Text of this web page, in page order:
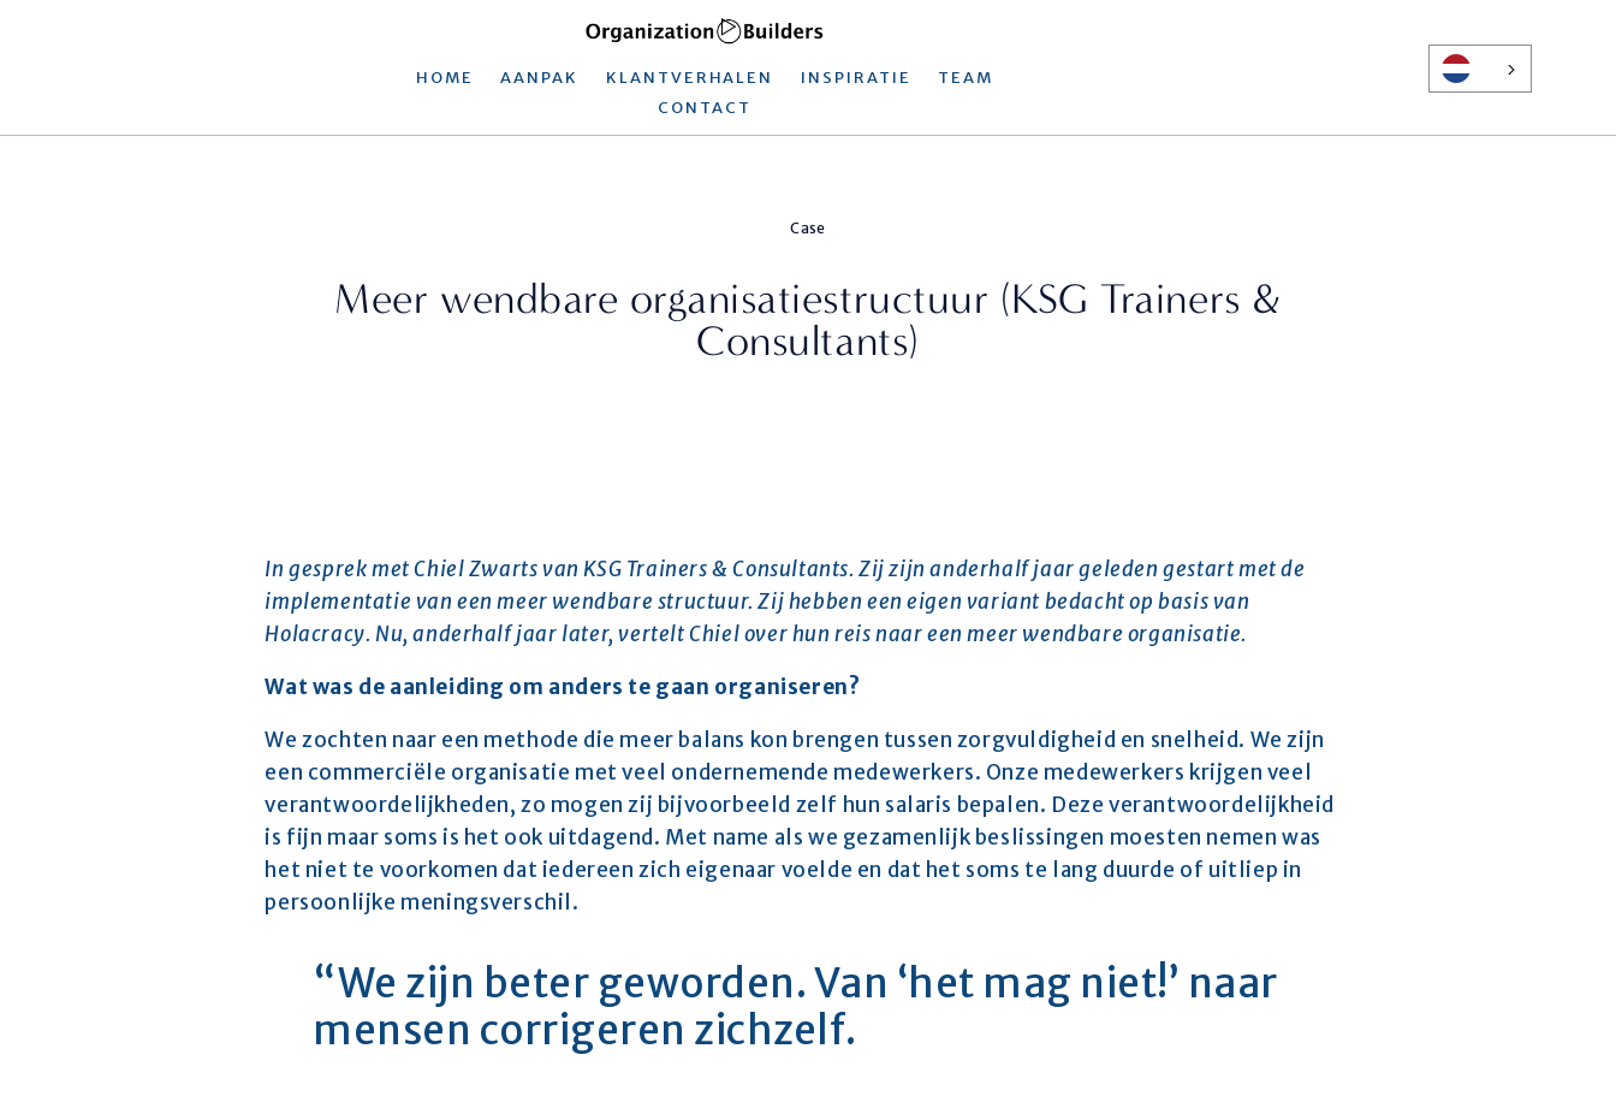
HOME AANPAK KLANTVERHALEN INSPIRATIE
TEAM
CONTACT
Meer wendbare organisatiestructuur (KSG Trainers &
Consultants)
Case
In gesprek met Chiel Zwarts van KSG Trainers & Consultants. Zij zijn anderhalf jaar geleden gestart met de
implementatie van een meer wendbare structuur. Zij hebben een eigen variant bedacht op basis van
Holacracy. Nu, anderhalf jaar later, vertelt Chiel over hun reis naar een meer wendbare organisatie.
Wat was de aanleiding om anders te gaan organiseren?
We zochten naar een methode die meer balans kon brengen tussen zorgvuldigheid en snelheid. We zijn
een commerciële organisatie met veel ondernemende medewerkers. Onze medewerkers krijgen veel
verantwoordelijkheden, zo mogen zij bijvoorbeeld zelf hun salaris bepalen. Deze verantwoordelijkheid
is fijn maar soms is het ook uitdagend. Met name als we gezamenlijk beslissingen moesten nemen was
het niet te voorkomen dat iedereen zich eigenaar voelde en dat het soms te lang duurde of uitliep in
persoonlijke meningsverschil.
“We zijn beter geworden. Van ‘het mag niet!’ naar
mensen corrigeren zichzelf.